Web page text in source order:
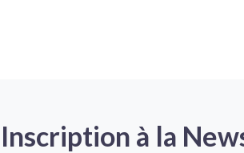
Inscription à la